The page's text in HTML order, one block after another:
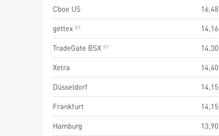
Cboe US
16,48
gettex
14,16
TradeGate BSX
14,30
Xetra
14,40
Düsseldorf
14,15
Frankfurt
14,15
Hamburg
13,90